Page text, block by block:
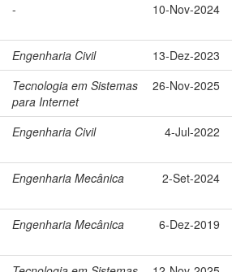
- 10-Nov-2024
Engenharia Civil 13-Dez-2023
Tecnologia em Sistemas
para Internet
26-Nov-2025
Engenharia Civil 4-Jul-2022
Engenharia Mecânica 2-Set-2024
Engenharia Mecânica 6-Dez-2019